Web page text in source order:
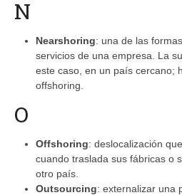
N
Nearshoring: una de las
servicios de una empresa. La
este caso, en un país cercano;
offshoring.
O
Offshoring: deslocalización
cuando traslada sus fábricas o
otro país.
Outsourcing: externalizar una